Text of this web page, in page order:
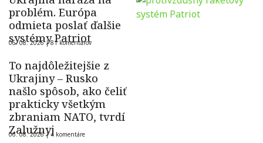
problém. Európa
odmieta poslať ďalšie
systémy Patriot
06. 08. 2026 |81 komentárov
To najdôležitejšie z
Ukrajiny – Rusko
našlo spôsob, ako čeliť
prakticky všetkým
zbraniam NATO, tvrdí
Zalužnyj
06. 08. 2026 |4 komentáre